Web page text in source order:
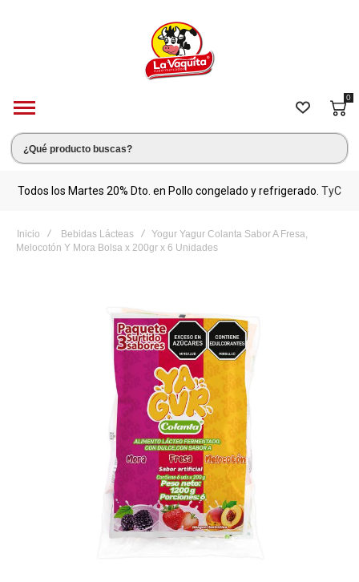
0
Todos los Martes 20% Dto. en Pollo congelado y refrigerado. TyC
Inicio Bebidas Lácteas
Yogur Yagur Colanta Sabor A Fresa,
Melocotón Y Mora Bolsa x 200gr x 6 Unidades